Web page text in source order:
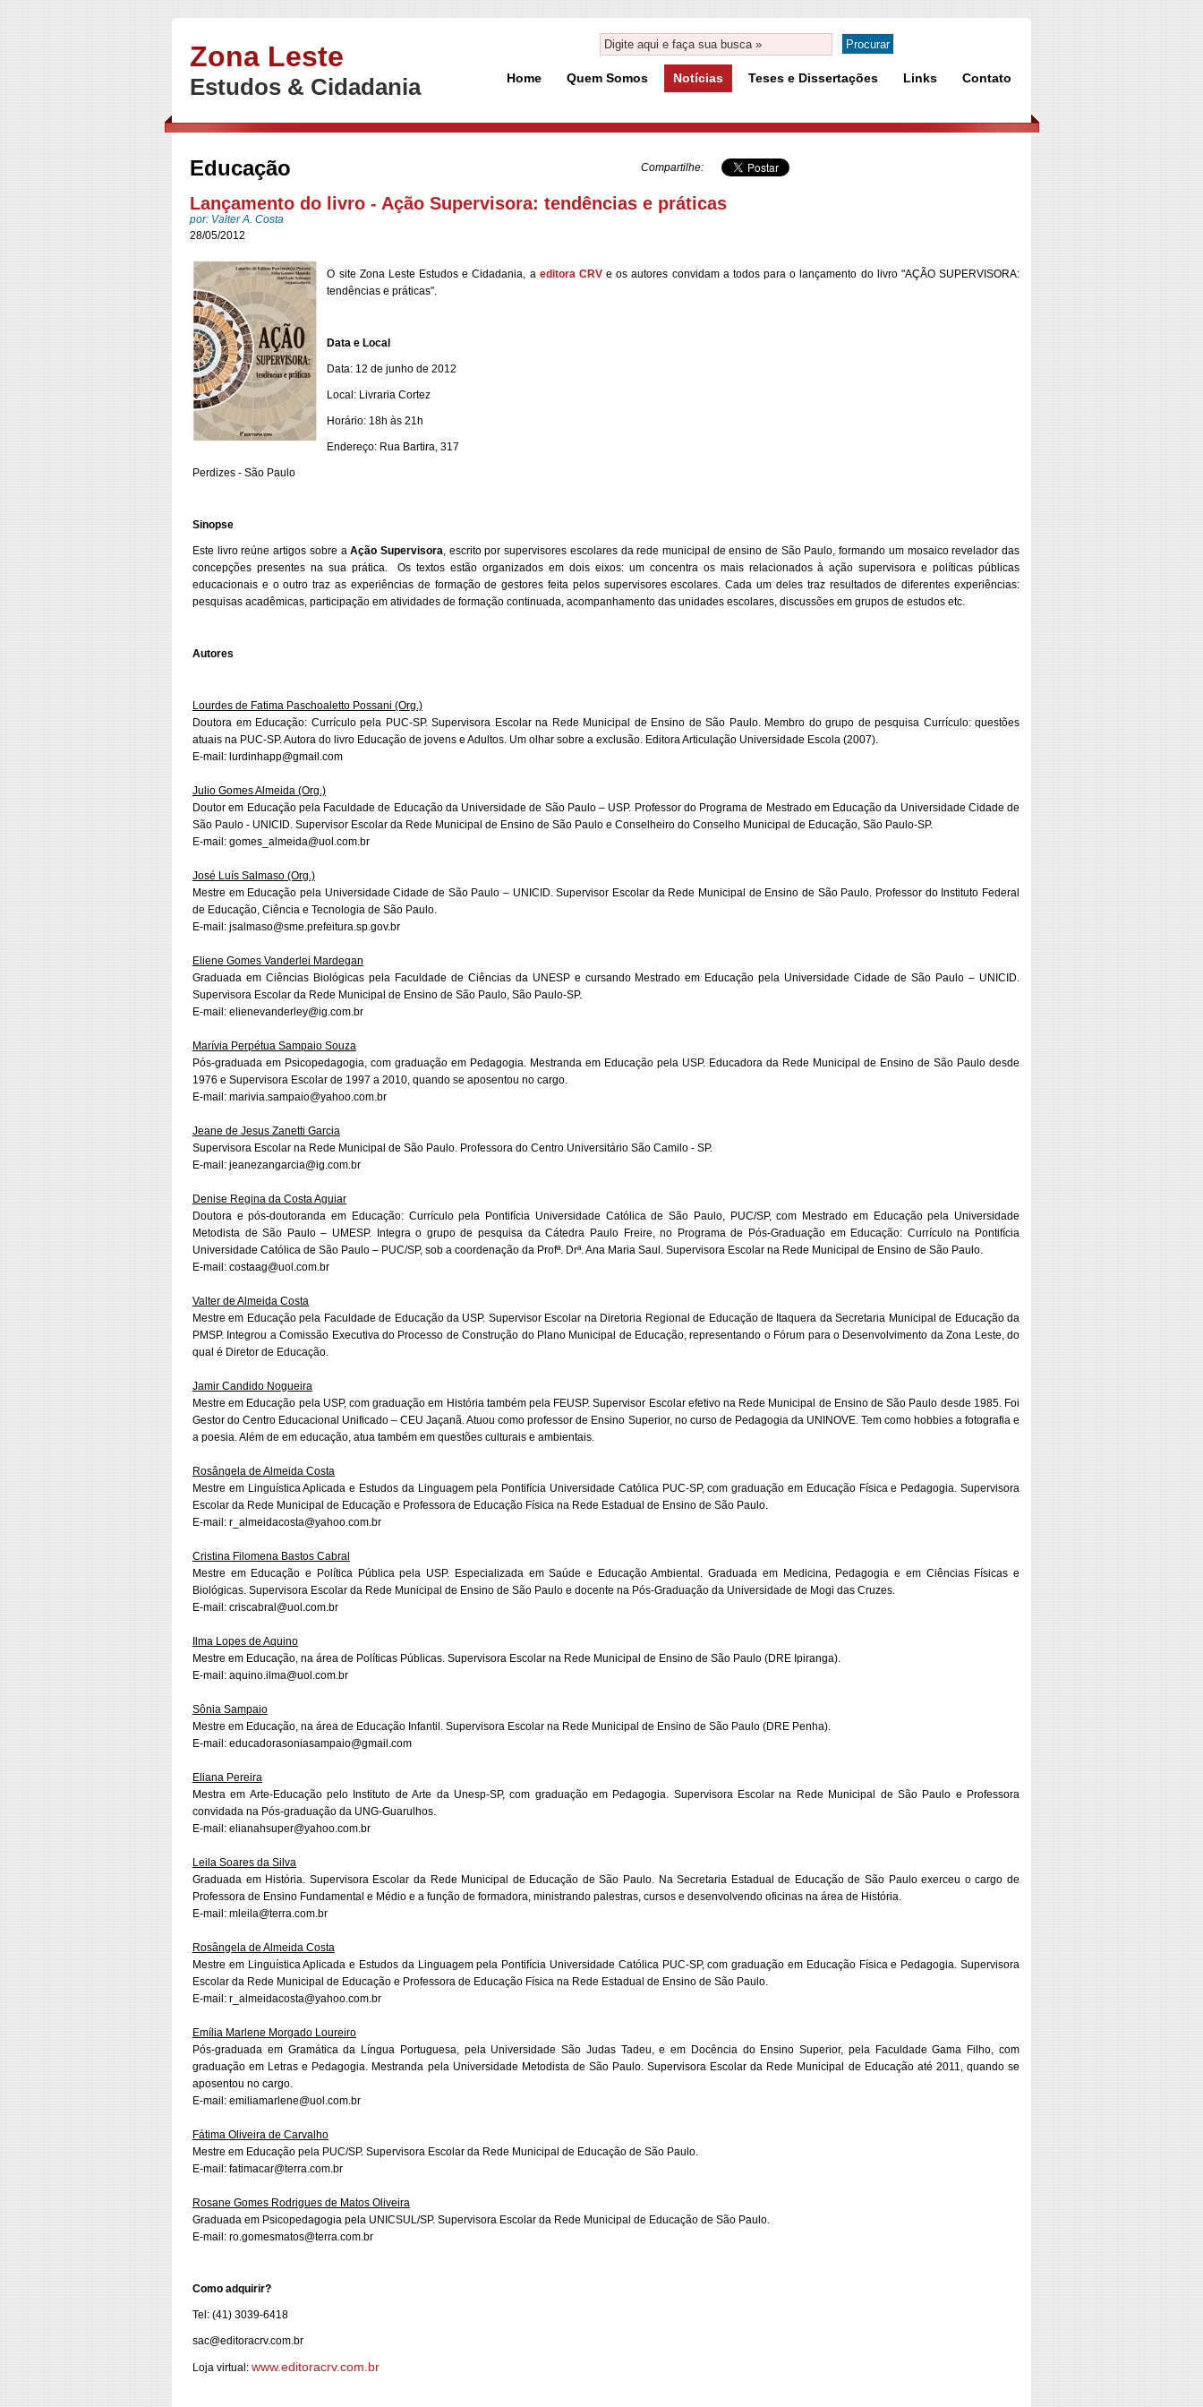
Zona Leste
Estudos & Cidadania Home Quem Somos Notícias Teses e Dissertações Links Contato
Educação Compartilhe:
Lançamento do livro - Ação Supervisora: tendências e práticas
por: Valter A. Costa
28/05/2012
O site Zona Leste Estudos e Cidadania, a editora CRVe os autores convidam a todos para o lançamento do livro "AÇÃO SUPERVISORA:
tendências e práticas".
Data e Local
Data: 12 de junho de 2012
Local: Livraria Cortez
Horário: 18h às 21h
Endereço: Rua Bartira, 317
Perdizes - São Paulo
Sinopse
Este livro reúne artigos sobre aAção Supervisora, escrito por supervisores escolares da rede municipal de ensino de São Paulo, formando um mosaico revelador das
concepções presentes na sua prática. Os textos estão organizados em dois eixos: um concentra os mais relacionados à ação supervisora e políticas públicas
educacionais e o outro traz as experiências de formação de gestores feita pelos supervisores escolares. Cada um deles traz resultados de diferentes experiências:
pesquisas acadêmicas, participação em atividades de formação continuada, acompanhamento das unidades escolares, discussões em grupos de estudos etc.
Autores
Lourdes de Fatima Paschoaletto Possani (Org.)
Doutora em Educação: Currículo pela PUC-SP. Supervisora Escolar na Rede Municipal de Ensino de São Paulo. Membro do grupo de pesquisa Currículo: questões
atuais na PUC-SP. Autora do livro Educação de jovens e Adultos. Um olhar sobre a exclusão. Editora Articulação Universidade Escola (2007).
E-mail: lurdinhapp@gmail.com
Julio Gomes Almeida (Org.)
Doutor em Educação pela Faculdade de Educação da Universidade de São Paulo – USP. Professor do Programa de Mestrado em Educação da Universidade Cidade de
São Paulo - UNICID. Supervisor Escolar da Rede Municipal de Ensino de São Paulo e Conselheiro do Conselho Municipal de Educação, São Paulo-SP.
E-mail: gomes_almeida@uol.com.br
José Luís Salmaso (Org.)
Mestre em Educação pela Universidade Cidade de São Paulo – UNICID. Supervisor Escolar da Rede Municipal de Ensino de São Paulo. Professor do Instituto Federal
de Educação, Ciência e Tecnologia de São Paulo.
E-mail: jsalmaso@sme.prefeitura.sp.gov.br
Eliene Gomes Vanderlei Mardegan
Graduada em Ciências Biológicas pela Faculdade de Ciências da UNESP e cursando Mestrado em Educação pela Universidade Cidade de São Paulo – UNICID.
Supervisora Escolar da Rede Municipal de Ensino de São Paulo, São Paulo-SP.
E-mail: elienevanderley@ig.com.br
Marívia Perpétua Sampaio Souza
Pós-graduada em Psicopedagogia, com graduação em Pedagogia. Mestranda em Educação pela USP. Educadora da Rede Municipal de Ensino de São Paulo desde
1976 e Supervisora Escolar de 1997 a 2010, quando se aposentou no cargo.
E-mail: marivia.sampaio@yahoo.com.br
Jeane de Jesus Zanetti Garcia
Supervisora Escolar na Rede Municipal de São Paulo. Professora do Centro Universitário São Camilo - SP.
E-mail: jeanezangarcia@ig.com.br
Denise Regina da Costa Aguiar
Doutora e pós-doutoranda em Educação: Currículo pela Pontifícia Universidade Católica de São Paulo, PUC/SP, com Mestrado em Educação pela Universidade
Metodista de São Paulo – UMESP. Integra o grupo de pesquisa da Cátedra Paulo Freire, no Programa de Pós-Graduação em Educação: Currículo na Pontifícia
Universidade Católica de São Paulo – PUC/SP, sob a coordenação da Profª. Drª. Ana Maria Saul. Supervisora Escolar na Rede Municipal de Ensino de São Paulo.
E-mail: costaag@uol.com.br
Valter de Almeida Costa
Mestre em Educação pela Faculdade de Educação da USP. Supervisor Escolar na Diretoria Regional de Educação de Itaquera da Secretaria Municipal de Educação da
PMSP. Integrou a Comissão Executiva do Processo de Construção do Plano Municipal de Educação, representando o Fórum para o Desenvolvimento da Zona Leste, do
qual é Diretor de Educação.
Jamir Candido Nogueira
Mestre em Educação pela USP, com graduação em História também pela FEUSP. Supervisor Escolar efetivo na Rede Municipal de Ensino de São Paulo desde 1985. Foi
Gestor do Centro Educacional Unificado – CEU Jaçanã. Atuou como professor de Ensino Superior, no curso de Pedagogia da UNINOVE. Tem como hobbies a fotografia e
a poesia. Além de em educação, atua também em questões culturais e ambientais.
Rosângela de Almeida Costa
Mestre em Linguística Aplicada e Estudos da Linguagem pela Pontifícia Universidade Católica PUC-SP, com graduação em Educação Física e Pedagogia. Supervisora
Escolar da Rede Municipal de Educação e Professora de Educação Física na Rede Estadual de Ensino de São Paulo.
E-mail: r_almeidacosta@yahoo.com.br
Cristina Filomena Bastos Cabral
Mestre em Educação e Política Pública pela USP. Especializada em Saúde e Educação Ambiental. Graduada em Medicina, Pedagogia e em Ciências Físicas e
Biológicas. Supervisora Escolar da Rede Municipal de Ensino de São Paulo e docente na Pós-Graduação da Universidade de Mogi das Cruzes.
E-mail: criscabral@uol.com.br
Ilma Lopes de Aquino
Mestre em Educação, na área de Políticas Públicas. Supervisora Escolar na Rede Municipal de Ensino de São Paulo (DRE Ipiranga).
E-mail: aquino.ilma@uol.com.br
Sônia Sampaio
Mestre em Educação, na área de Educação Infantil. Supervisora Escolar na Rede Municipal de Ensino de São Paulo (DRE Penha).
E-mail: educadorasoniasampaio@gmail.com
Eliana Pereira
Mestra em Arte-Educação pelo Instituto de Arte da Unesp-SP, com graduação em Pedagogia. Supervisora Escolar na Rede Municipal de São Paulo e Professora
convidada na Pós-graduação da UNG-Guarulhos.
E-mail: elianahsuper@yahoo.com.br
Leila Soares da Silva
Graduada em História. Supervisora Escolar da Rede Municipal de Educação de São Paulo. Na Secretaria Estadual de Educação de São Paulo exerceu o cargo de
Professora de Ensino Fundamental e Médio e a função de formadora, ministrando palestras, cursos e desenvolvendo oficinas na área de História.
E-mail: mleila@terra.com.br
Rosângela de Almeida Costa
Mestre em Linguística Aplicada e Estudos da Linguagem pela Pontifícia Universidade Católica PUC-SP, com graduação em Educação Física e Pedagogia. Supervisora
Escolar da Rede Municipal de Educação e Professora de Educação Física na Rede Estadual de Ensino de São Paulo.
E-mail: r_almeidacosta@yahoo.com.br
Emília Marlene Morgado Loureiro
Pós-graduada em Gramática da Língua Portuguesa, pela Universidade São Judas Tadeu, e em Docência do Ensino Superior, pela Faculdade Gama Filho, com
graduação em Letras e Pedagogia. Mestranda pela Universidade Metodista de São Paulo. Supervisora Escolar da Rede Municipal de Educação até 2011, quando se
aposentou no cargo.
E-mail: emiliamarlene@uol.com.br
Fátima Oliveira de Carvalho
Mestre em Educação pela PUC/SP. Supervisora Escolar da Rede Municipal de Educação de São Paulo.
E-mail: fatimacar@terra.com.br
Rosane Gomes Rodrigues de Matos Oliveira
Graduada em Psicopedagogia pela UNICSUL/SP. Supervisora Escolar da Rede Municipal de Educação de São Paulo.
E-mail: ro.gomesmatos@terra.com.br
Como adquirir?
Tel: (41) 3039-6418
sac@editoracrv.com.br
Loja virtual: www.editoracrv.com.br